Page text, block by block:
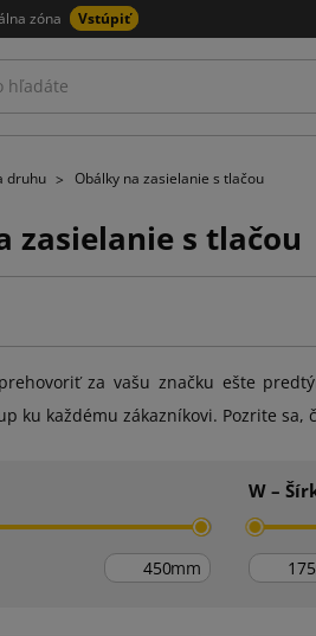
zóna Vstúpiť
druhu Obálky na zasielanie s tlačou
zasielanie s tlačou
za vašu značku ešte
ku každému zákazníkovi. Pozrite sa,
mm
W –